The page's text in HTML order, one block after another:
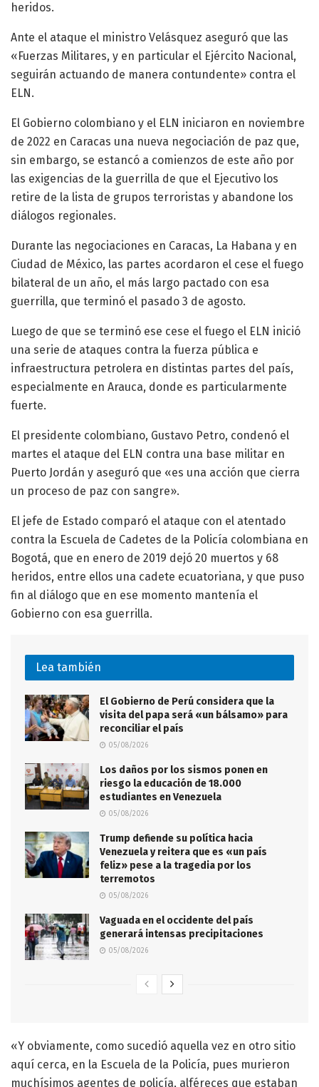
heridos.
Ante el ataque el ministro Velásquez aseguró que las
«Fuerzas Militares, y en particular el Ejército Nacional,
seguirán actuando de manera contundente» contra el
ELN.
El Gobierno colombiano y el ELN iniciaron en noviembre
de 2022 en Caracas una nueva negociación de paz que,
sin embargo, se estancó a comienzos de este año por
las exigencias de la guerrilla de que el Ejecutivo los
retire de la lista de grupos terroristas y abandone los
diálogos regionales.
Durante las negociaciones en Caracas, La Habana y en
Ciudad de México, las partes acordaron el cese el fuego
bilateral de un año, el más largo pactado con esa
guerrilla, que terminó el pasado 3 de agosto.
Luego de que se terminó ese cese el fuego el ELN inició
una serie de ataques contra la fuerza pública e
infraestructura petrolera en distintas partes del país,
especialmente en Arauca, donde es particularmente
fuerte.
El presidente colombiano, Gustavo Petro, condenó el
martes el ataque del ELN contra una base militar en
Puerto Jordán y aseguró que «es una acción que cierra
un proceso de paz con sangre».
El jefe de Estado comparó el ataque con el atentado
contra la Escuela de Cadetes de la Policía colombiana en
Bogotá, que en enero de 2019 dejó 20 muertos y 68
heridos, entre ellos una cadete ecuatoriana, y que puso
fin al diálogo que en ese momento mantenía el
Gobierno con esa guerrilla.
Lea también
El Gobierno de Perú considera que la
visita del papa será «un bálsamo» para
reconciliar el país
05/08/2026
Los daños por los sismos ponen en
riesgo la educación de 18.000
estudiantes en Venezuela
05/08/2026
Trump defiende su política hacia
Venezuela y reitera que es «un país
feliz» pese a la tragedia por los
terremotos
05/08/2026
Vaguada en el occidente del país
generará intensas precipitaciones
05/08/2026
«Y obviamente, como sucedió aquella vez en otro sitio
aquí cerca, en la Escuela de la Policía, pues murieron
muchísimos agentes de policía, alféreces que estaban